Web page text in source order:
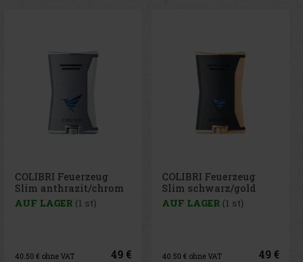
COLIBRI Feuerzeug
Slim schwarz/gold
AUF LAGER(1 st)
40.50 € ohne VAT 49 €
COLIBRI Feuerzeug
Slim schwarz/chrom
AUF LAGER (2 st)
40.50€ ohne VAT 49 €